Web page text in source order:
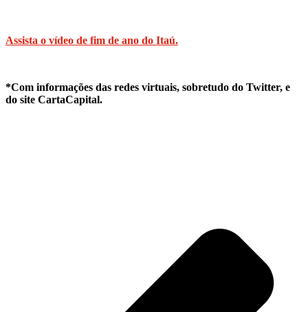
Assista o vídeo de fim de ano do Itaú.
*Com informações das redes virtuais, sobretudo do Twitter, e
do site CartaCapital.